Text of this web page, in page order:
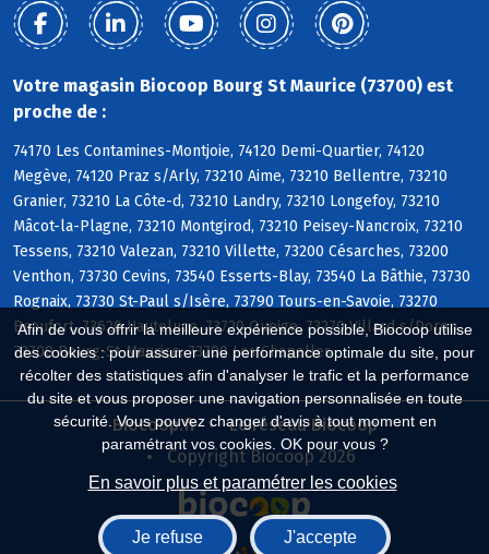
Afin de vous offrir la meilleure expérience possible, Biocoop utilise
des cookies : pour assurer une performance optimale du site, pour
récolter des statistiques afin d'analyser le trafic et la performance
du site et vous proposer une navigation personnalisée en toute
sécurité. Vous pouvez changer d'avis à tout moment en
paramétrant vos cookies. OK pour vous ?
En savoir plus et paramétrer les cookies
Je refuse J'accepte
Votre magasin Biocoop Bourg St Maurice (73700) est
proche de :
74170 Les Contamines-Montjoie, 74120 Demi-Quartier, 74120
Megève, 74120 Praz s/Arly, 73210 Aime, 73210 Bellentre, 73210
Granier, 73210 La Côte-d, 73210 Landry, 73210 Longefoy, 73210
Mâcot-la-Plagne, 73210 Montgirod, 73210 Peisey-Nancroix, 73210
Tessens, 73210 Valezan, 73210 Villette, 73200 Césarches, 73200
Venthon, 73730 Cevins, 73540 Esserts-Blay, 73540 La Bâthie, 73730
Rognaix, 73730 St-Paul s/Isère, 73790 Tours-en-Savoie, 73270
Beaufort, 73620 Hauteluce, 73720 Queige, 73270 Villard s/Doron,
73700 Bourg-St-Maurice, 73700 Les Chapelles
Biocoop.fr
Le réseau Biocoop
Copyright Biocoop 2026